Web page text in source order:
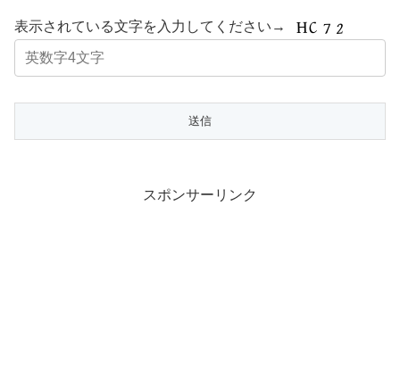
表示されている文字を入力してください→
スポンサーリンク